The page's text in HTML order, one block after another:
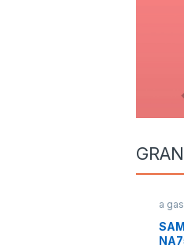
a gas